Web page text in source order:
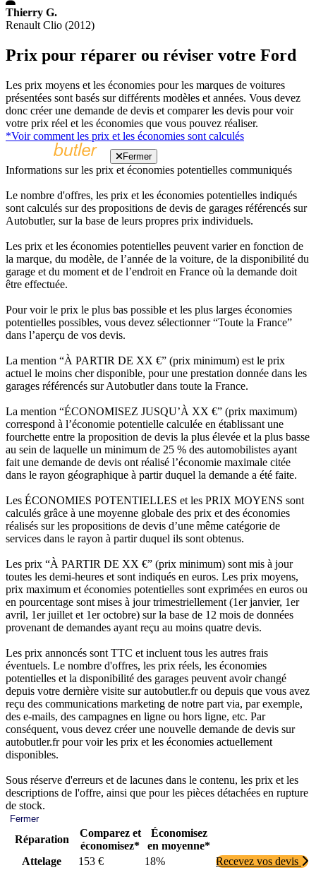
Thierry G.
Renault Clio (2012)
Prix pour réparer ou réviser votre Ford
Les prix moyens et les économies pour les marques de voitures
présentées sont basés sur différents modèles et années. Vous devez
donc créer une demande de devis et comparer les devis pour voir
votre prix réel et les économies que vous pouvez réaliser.
*Voir comment les prix et les économies sont calculés
Fermer
Informations sur les prix et économies potentielles communiqués
Le nombre d'offres, les prix et les économies potentielles indiqués
sont calculés sur des propositions de devis de garages référencés sur
Autobutler, sur la base de leurs propres prix individuels.
Les prix et les économies potentielles peuvent varier en fonction de
la marque, du modèle, de l’année de la voiture, de la disponibilité du
garage et du moment et de l’endroit en France où la demande doit
être effectuée.
Pour voir le prix le plus bas possible et les plus larges économies
potentielles possibles, vous devez sélectionner “Toute la France”
dans l’aperçu de vos devis.
La mention “À PARTIR DE XX €” (prix minimum) est le prix
actuel le moins cher disponible, pour une prestation donnée dans les
garages référencés sur Autobutler dans toute la France.
La mention “ÉCONOMISEZ JUSQU’À XX €” (prix maximum)
correspond à l’économie potentielle calculée en établissant une
fourchette entre la proposition de devis la plus élevée et la plus basse
au sein de laquelle un minimum de 25 % des automobilistes ayant
fait une demande de devis ont réalisé l’économie maximale citée
dans le rayon géographique à partir duquel la demande a été faite.
Les ÉCONOMIES POTENTIELLES et les PRIX MOYENS sont
calculés grâce à une moyenne globale des prix et des économies
réalisés sur les propositions de devis d’une même catégorie de
services dans le rayon à partir duquel ils sont obtenus.
Les prix “À PARTIR DE XX €” (prix minimum) sont mis à jour
toutes les demi-heures et sont indiqués en euros. Les prix moyens,
prix maximum et économies potentielles sont exprimées en euros ou
en pourcentage sont mises à jour trimestriellement (1er janvier, 1er
avril, 1er juillet et 1er octobre) sur la base de 12 mois de données
provenant de demandes ayant reçu au moins quatre devis.
Les prix annoncés sont TTC et incluent tous les autres frais
éventuels. Le nombre d'offres, les prix réels, les économies
potentielles et la disponibilité des garages peuvent avoir changé
depuis votre dernière visite sur autobutler.fr ou depuis que vous avez
reçu des communications marketing de notre part via, par exemple,
des e-mails, des campagnes en ligne ou hors ligne, etc. Par
conséquent, vous devez créer une nouvelle demande de devis sur
autobutler.fr pour voir les prix et les économies actuellement
disponibles.
Sous réserve d'erreurs et de lacunes dans le contenu, les prix et les
descriptions de l'offre, ainsi que pour les pièces détachées en rupture
de stock.
Fermer
Réparation
Comparez et
économisez*
Économisez
en moyenne*
Attelage
153 € 18%
Recevez vos devis